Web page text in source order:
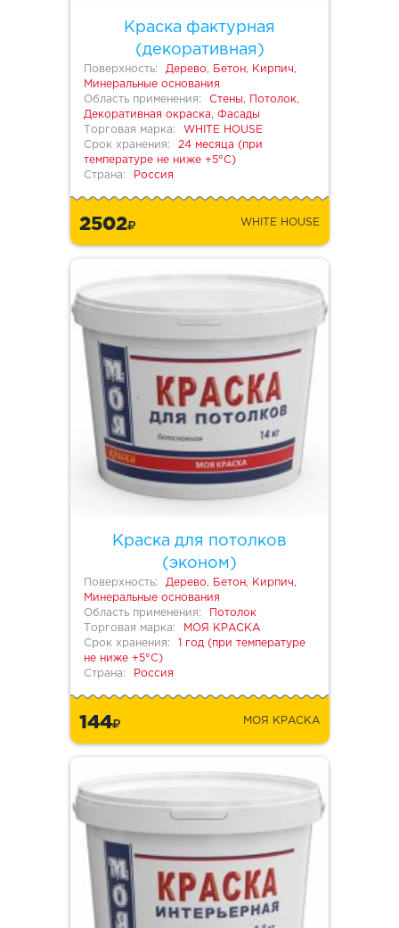
Краска фактурная
(декоративная)
Поверхность:
Дерево, Бетон, Кирпич,
Минеральные основания
Область применения:
Стены, Потолок,
Декоративная окраска, Фасады
Торговая марка:
WHITE HOUSE
Срок хранения:
24 месяца (при
температуре не ниже +5°С)
Страна:
Россия
2502 WHITE HOUSE
Краска для потолков
(эконом)
Поверхность:
Дерево, Бетон, Кирпич,
Минеральные основания
Область применения:
Потолок
Торговая марка:
МОЯ КРАСКА
Срок хранения:
1 год (при температуре
не ниже +5°С)
Страна:
Россия
144 МОЯ КРАСКА